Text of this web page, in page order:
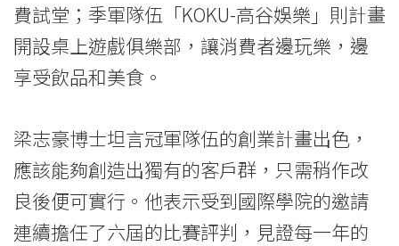
香
港
浸
會
大
學
費試堂；季軍隊伍「KOKU-高谷娛樂」則計畫
開設桌上遊戲俱樂部，讓消費者邊玩樂，邊
享受飲品和美食。
梁志豪博士坦言冠軍隊伍的創業計畫出色，
應該能夠創造出獨有的客戶群，只需稍作改
良後便可實行。他表示受到國際學院的邀請
連續擔任了六屆的比賽評判，見證每一年的